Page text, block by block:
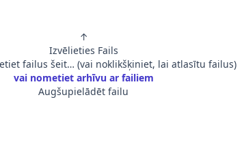
↑
Izvēlieties Fails
failus šeit… (vai noklikšķiniet, lai atlasītu failus)
vai nometiet arhīvu ar failiem
Augšupielādēt failu